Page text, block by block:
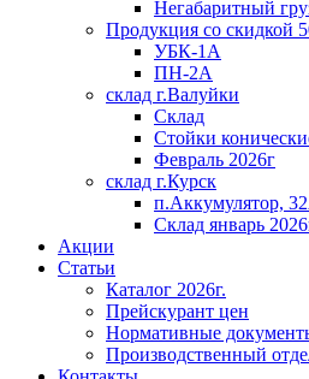
Негабаритный
Продукция со скидкой
УБК-1А
ПН-2А
склад г.Валуйки
Склад
Стойки
Февраль 2026г
склад г.Курск
п.Аккумулятор,
Склад январь
Акции
Статьи
Каталог 2026г.
Прейскурант цен
Нормативные
Производственный